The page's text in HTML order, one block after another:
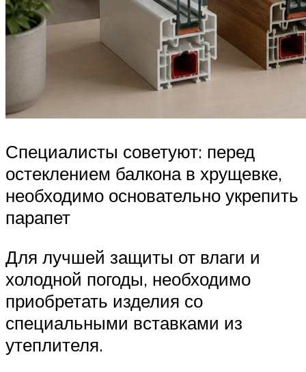
Специалисты советуют: перед
остеклением балкона в хрущевке,
необходимо основательно укрепить
парапет
Для лучшей защиты от влаги и
холодной погоды, необходимо
приобретать изделия со
специальными вставками из
утеплителя.